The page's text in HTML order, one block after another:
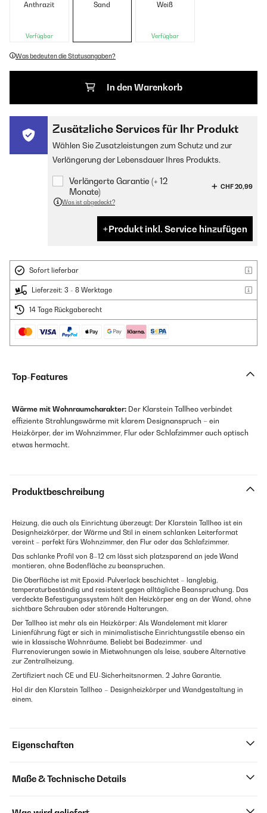
Anthrazit
Verfügbar
Sand Weiß
Verfügbar
Was bedeuten die Statusangaben?
In den Warenkorb
Zusätzliche Services für Ihr Produkt
Wählen Sie Zusatzleistungen zum Schutz und zur
Verlängerung der Lebensdauer Ihres Produkts.
Verlängerte Garantie (+ 12
Monate)
CHF 20,99
Was ist abgedeckt?
Produkt inkl. Service hinzufügen
Sofort lieferbar
Lieferzeit: 3 - 8 Werktage
14 Tage Rückgaberecht
Top-Features
Wärme mit Wohnraumcharakter: Der Klarstein Tallheo verbindet
effiziente Strahlungswärme mit klarem Designanspruch – ein
Heizkörper, der im Wohnzimmer, Flur oder Schlafzimmer auch optisch
etwas hermacht.
Produktbeschreibung
Heizung, die auch als Einrichtung überzeugt: Der Klarstein Tallheo ist ein
Designheizkörper, der Wärme und Stil in einem schlanken Leiterformat
vereint – perfekt fürs Wohnzimmer, den Flur oder das Schlafzimmer.
Das schlanke Profil von 8–12 cm lässt sich platzsparend an jede Wand
montieren, ohne Bodenfläche zu beanspruchen.
Die Oberfläche ist mit Epoxid-Pulverlack beschichtet – langlebig,
temperaturbeständig und resistent gegen alltägliche Beanspruchung. Das
verdeckte Befestigungssystem hält den Heizkörper eng an der Wand, ohne
sichtbare Schrauben oder störende Halterungen.
Der Tallheo ist mehr als ein Heizkörper: Als Wandelement mit klarer
Linienführung fügt er sich in minimalistische Einrichtungsstile ebenso ein
wie in klassische Wohnräume. Beliebt bei Badezimmer- und
Flurrenovierungen sowie in Mietwohnungen als leise, saubere Alternative
zur Zentralheizung.
Zertifiziert nach CE und EU-Sicherheitsnormen. 2 Jahre Garantie.
Hol dir den Klarstein Tallheo – Designheizkörper und Wandgestaltung in
einem.
Eigenschaften
Maße & Technische Details